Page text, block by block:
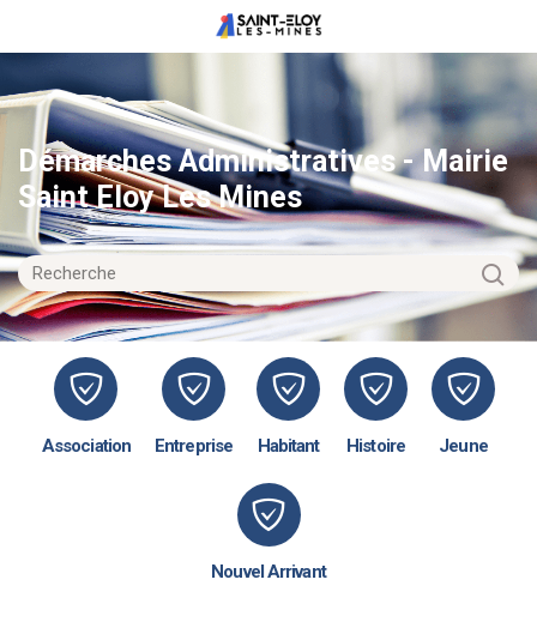
Démarches Administratives - Mairie
Saint Eloy Les Mines
Association Entreprise Habitant Histoire Jeune
Nouvel Arrivant